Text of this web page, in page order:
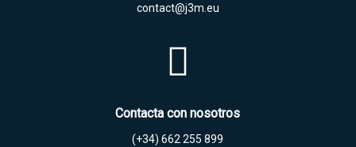
contact@j3m.eu

Contacta con nosotros
(+34) 662 255 899